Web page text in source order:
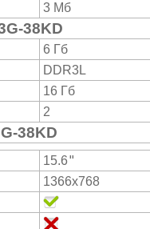
3 Мб
38KD
6 Гб
DDR3L
16 Гб
2
38KD
15.6"
1366x768